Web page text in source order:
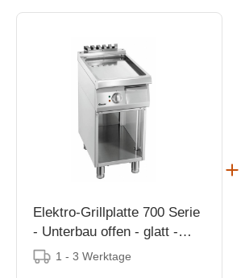
Elektro-Grillplatte 700 Serie
- Unterbau offen - glatt -
400x700x(h)850-900mm
1 - 3 Werktage